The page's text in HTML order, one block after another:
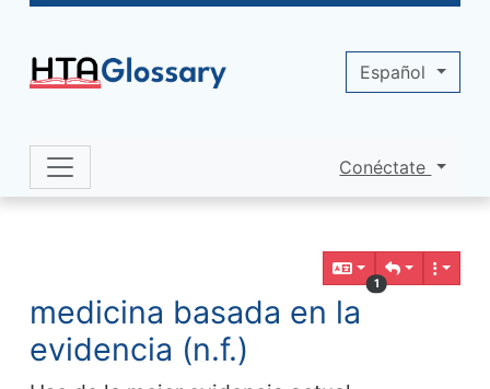
Navigation and related functionality
1
medicina basada en la
evidencia (n.f.)
Site identity, navigation, etc.
Conéctate
Español